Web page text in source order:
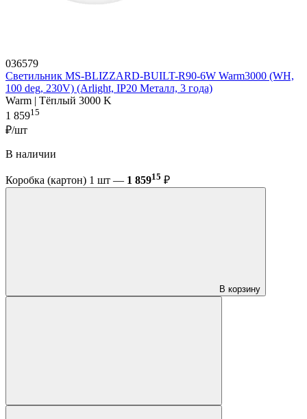
036579
Светильник MS-BLIZZARD-BUILT-R90-6W Warm3000 (WH,
100 deg, 230V) (Arlight, IP20 Металл, 3 года)
Warm | Тёплый 3000 K
1 85915
₽/шт
В наличии
Коробка (картон) 1 шт — 1 85915 ₽
В корзину